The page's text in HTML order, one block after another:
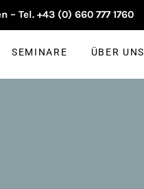
Tel. +43 (0) 660 777 1760
SEMINARE ÜBER UNS